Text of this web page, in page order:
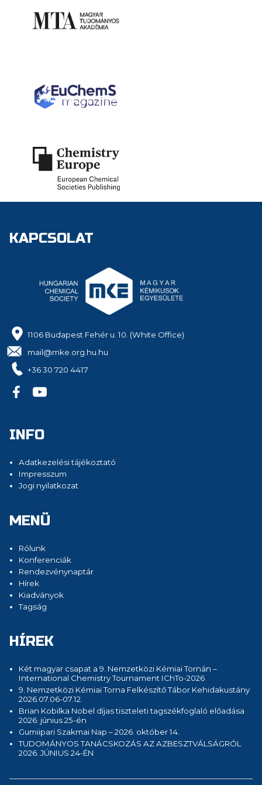
KAPCSOLAT
1106 Budapest Fehér u. 10. (White Office)
mail@mke.org.hu.hu
+36 30 720 4417
INFO
Adatkezelési tájékoztató
Impresszum
Jogi nyilatkozat
MENÜ
Rólunk
Konferenciák
Rendezvénynaptár
Hírek
Kiadványok
Tagság
HÍREK
Két magyar csapat a 9. Nemzetközi Kémiai Tornán –
International Chemistry Tournament IChTo-2026
9. Nemzetközi Kémiai Torna Felkészítő Tábor Kehidakustány
2026.07.06-07.12.
Brian Kobilka Nobel díjas tiszteleti tagszékfoglaló előadása
2026. június 25-én
Gumiipari Szakmai Nap – 2026. október 14.
TUDOMÁNYOS TANÁCSKOZÁS AZ AZBESZTVÁLSÁGRÓL
2026. JÚNIUS 24-ÉN